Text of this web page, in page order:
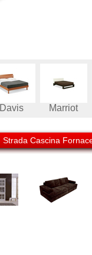
Davis Marriot
Cascina